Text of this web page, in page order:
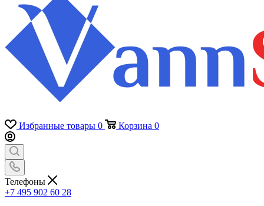
Избранные товары 0 Корзина 0
Телефоны
+7 495 902 60 28